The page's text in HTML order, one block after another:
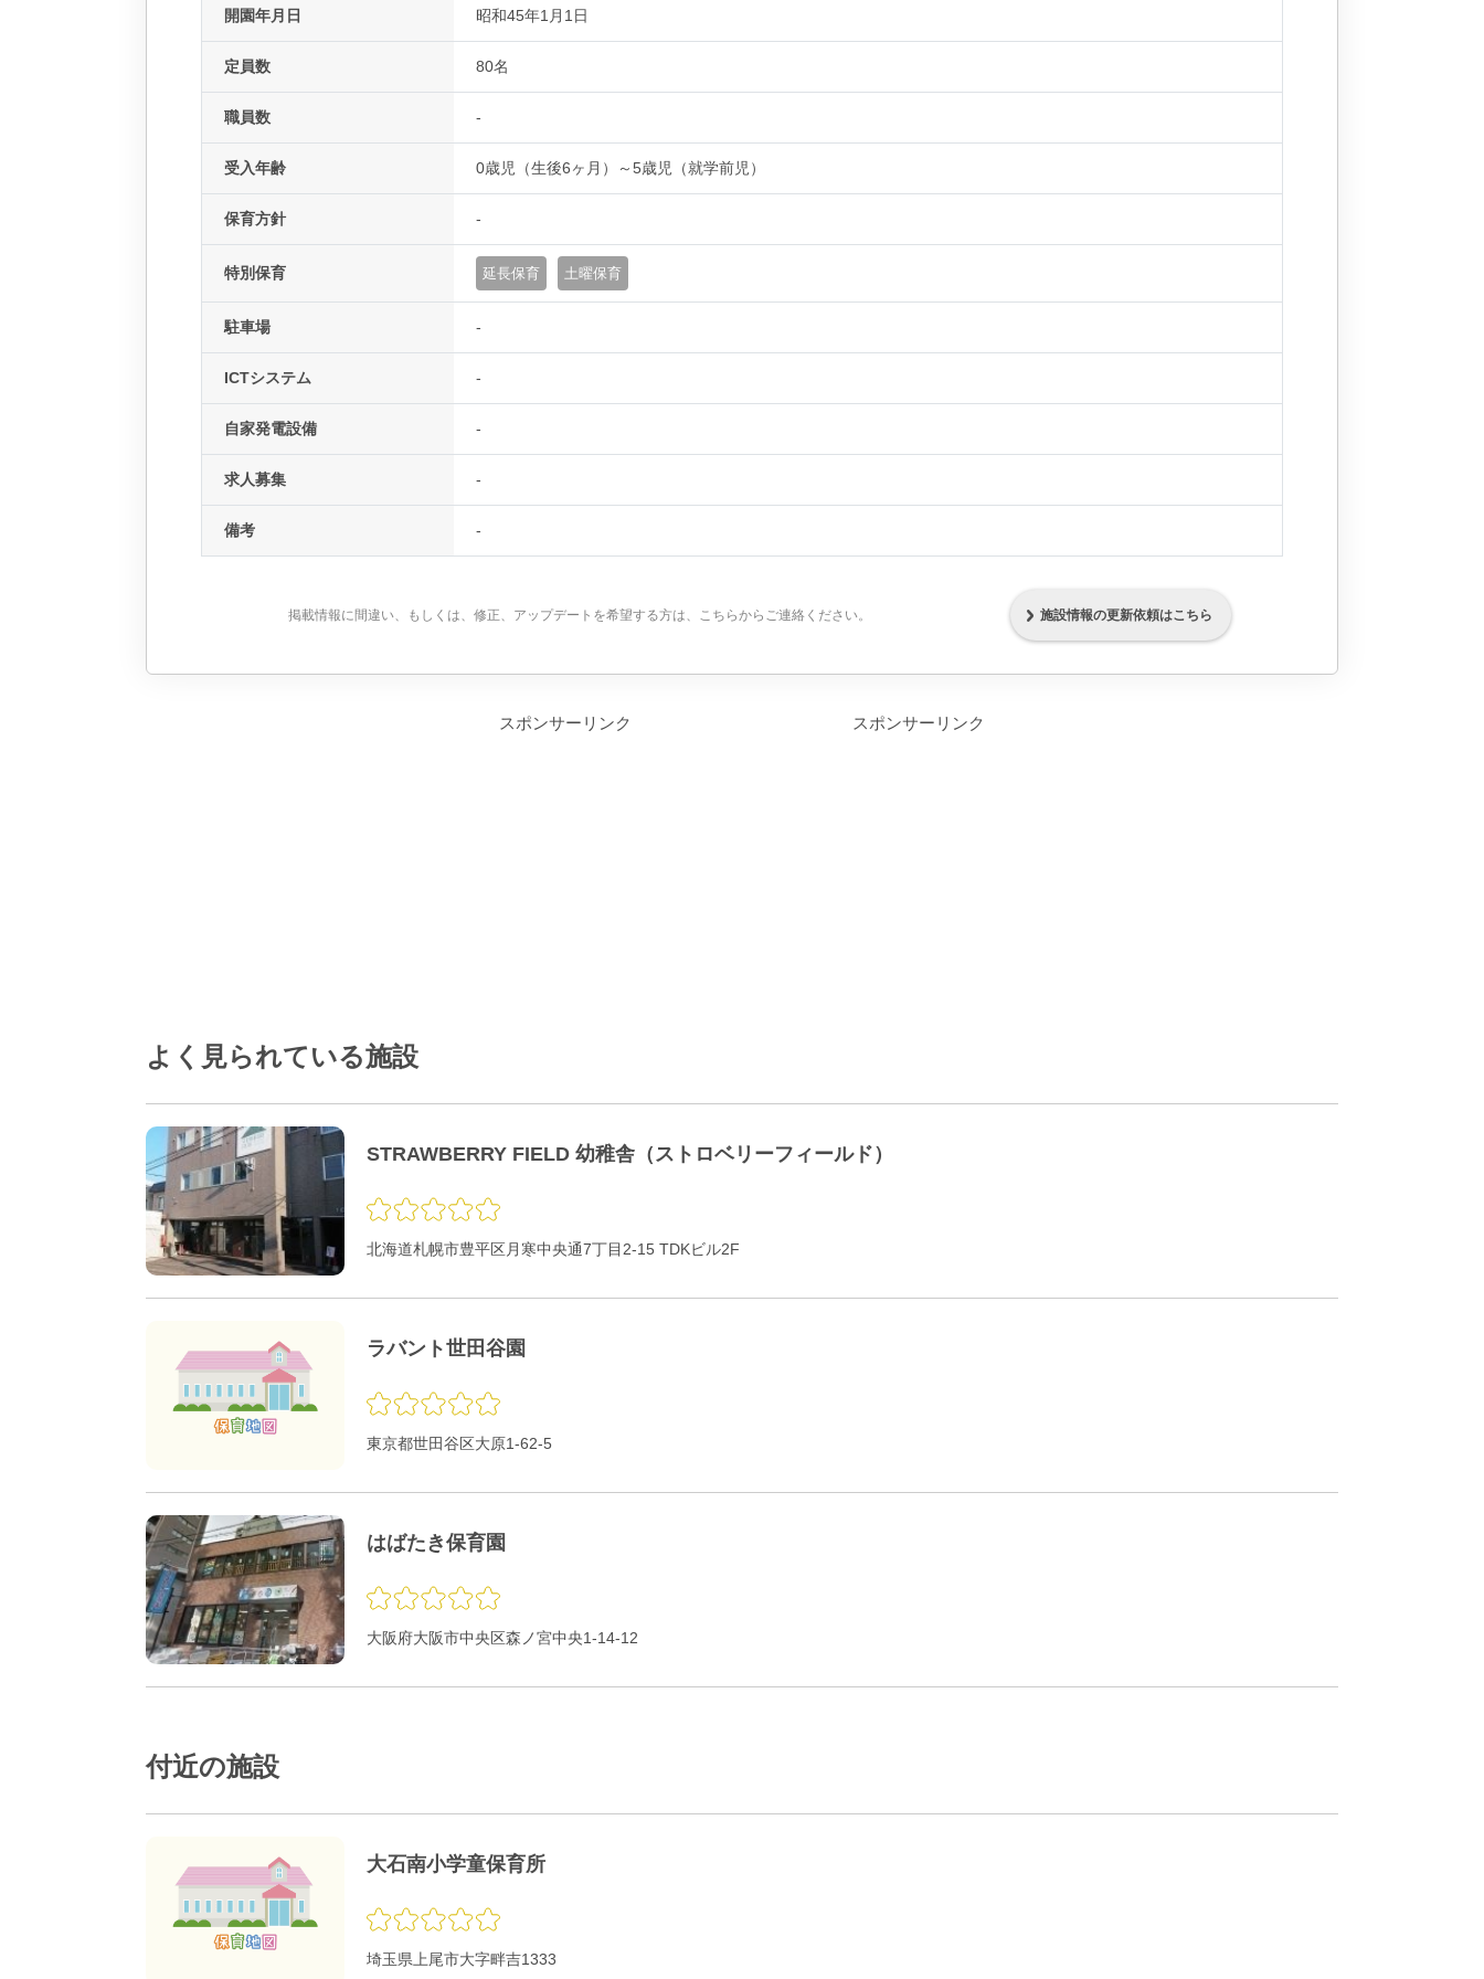
開園年月日 昭和45年1月1日
定員数 80名
職員数 -
受入年齢 0歳児（生後6ヶ月）～5歳児（就学前児）
保育方針 -
特別保育 延長保育 土曜保育
駐車場 -
ICTシステム -
自家発電設備 -
求人募集 -
備考 -
掲載情報に間違い、もしくは、修正、アップデートを希望する方は、こちらからご連絡ください。 施設情報の更新依頼はこちら
スポンサーリンク スポンサーリンク
よく見られている施設
STRAWBERRY FIELD 幼稚舎（ストロベリーフィールド）
北海道札幌市豊平区月寒中央通7丁目2-15 TDKビル2F
ラバント世田谷園
東京都世田谷区大原1-62-5
はばたき保育園
大阪府大阪市中央区森ノ宮中央1-14-12
付近の施設
大石南小学童保育所
埼玉県上尾市大字畔吉1333